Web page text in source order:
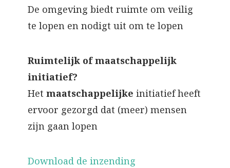
De omgeving biedt ruimte om veilig
te lopen en nodigt uit om te lopen
Ruimtelijk of maatschappelijk
initiatief?
Het maatschappelijke initiatief heeft
ervoor gezorgd dat (meer) mensen
zijn gaan lopen
Download de inzending